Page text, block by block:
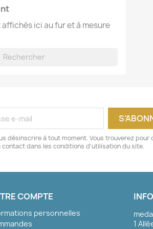
ici au fur et à mesure
désinscrire à tout moment. Vous trouverez pour
contact dans les conditions d'utilisation du site.
COMPTE
personnelles
1